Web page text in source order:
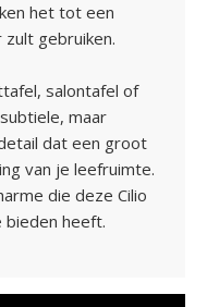
het tot een
gebruiken.
salontafel of
maar
dat een groot
van je leefruimte.
die deze Cilio
heeft.